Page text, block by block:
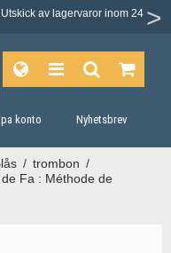
Utskick av lagervaror inom 24
konto Nyhetsbrev
/ trombon /
Fa : Méthode de